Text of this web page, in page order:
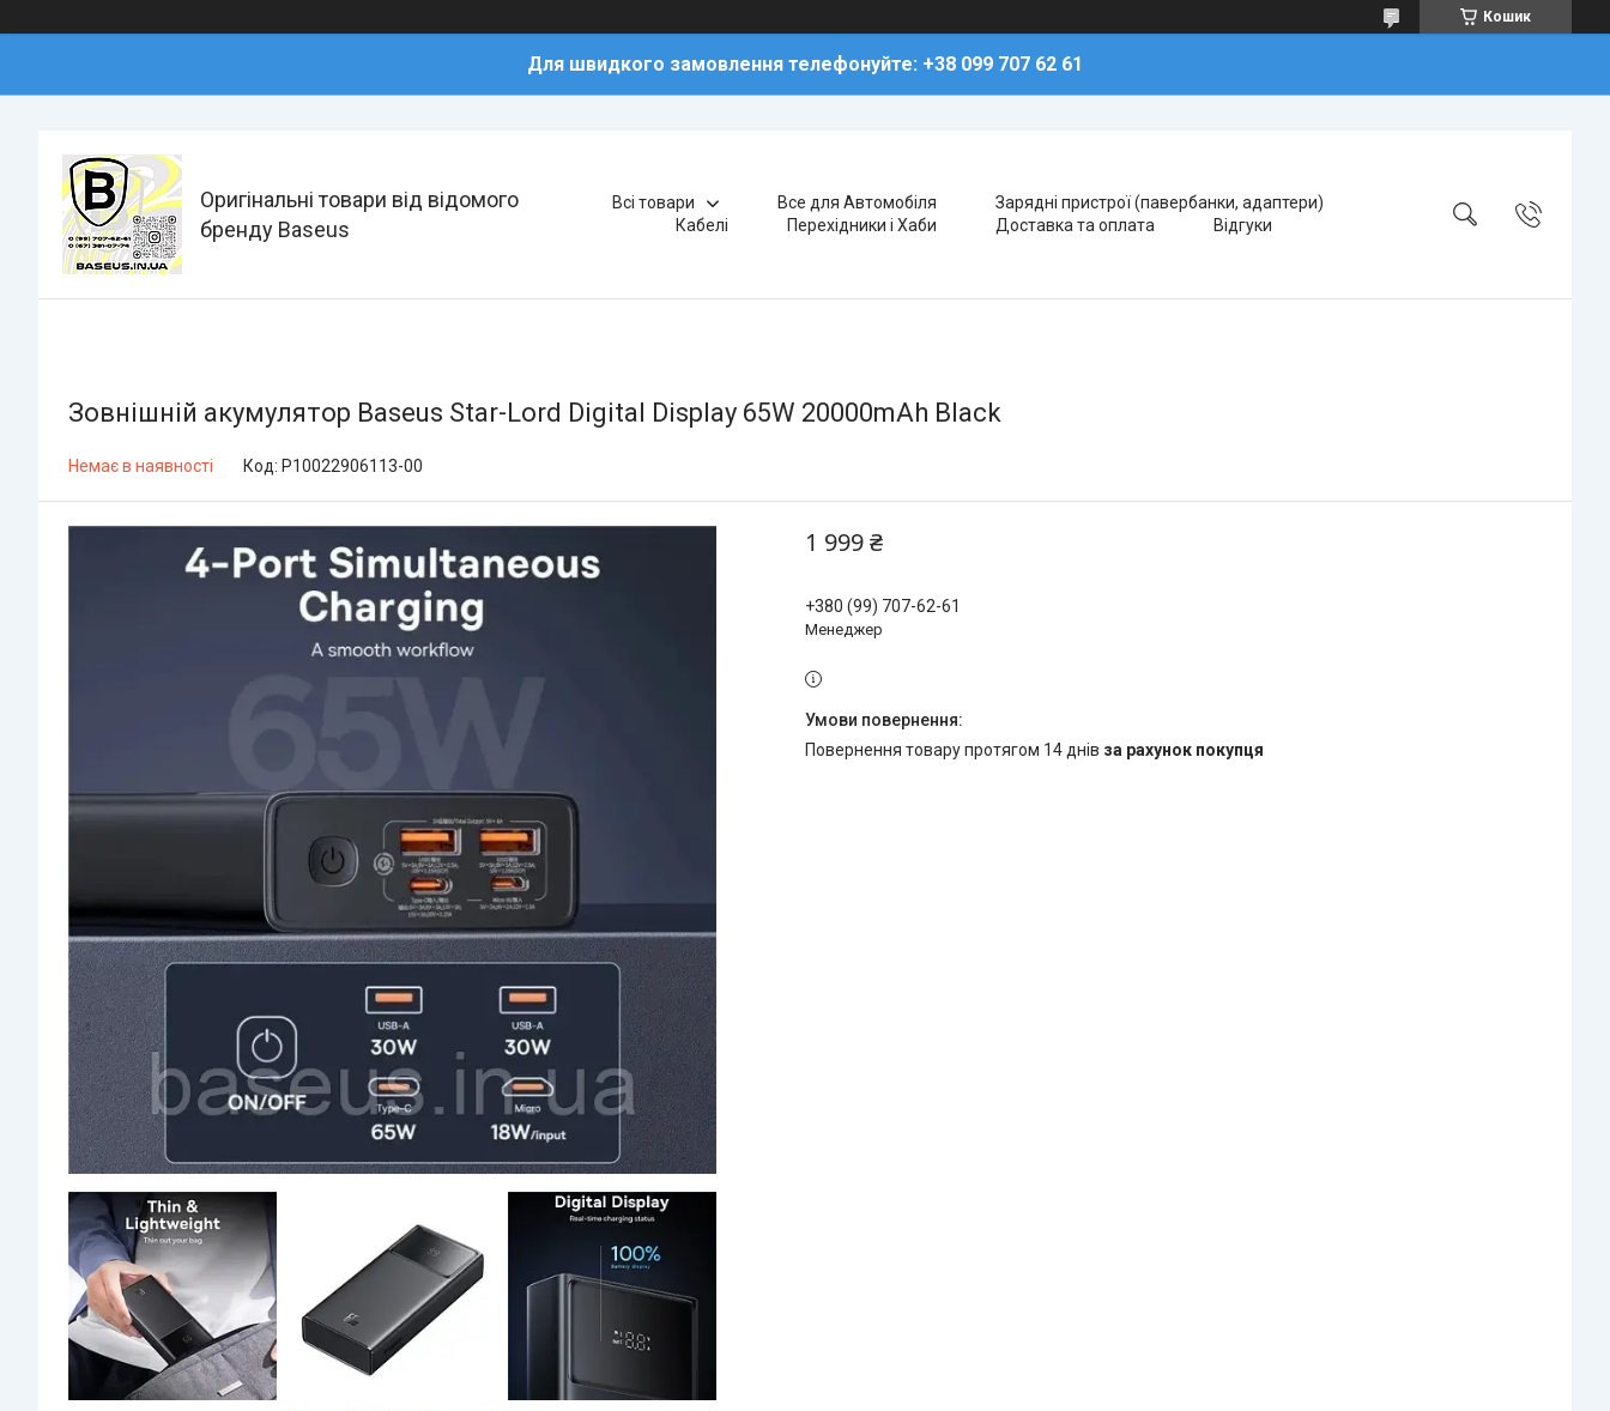
Кошик
Для швидкого замовлення телефонуйте: +38 099 707 62 61
Оригінальні товари від відомого
бренду Baseus
Всі товари Все для Автомобіля
Зарядні пристрої (павербанки, адаптери)
Кабелі
Перехідники і Хаби Доставка та оплата Відгуки
Зовнішній акумулятор Baseus Star-Lord Digital Display 65W 20000mAh Black
Немає в наявності Код: P10022906113-00
1 999 ₴
+380 (99) 707-62-61
Менеджер
повернення товару протягом 14 днів за рахунок покупця